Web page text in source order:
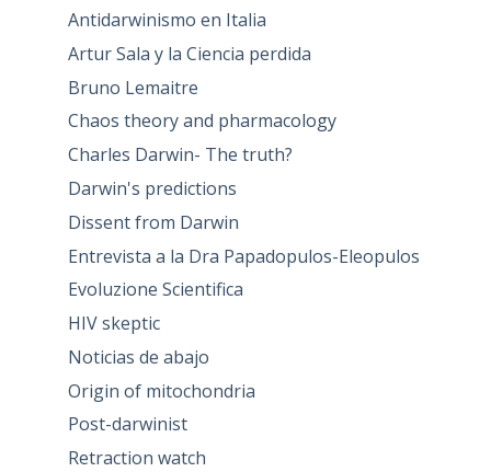
Antidarwinismo en Italia
Artur Sala y la Ciencia perdida
Bruno Lemaitre
Chaos theory and pharmacology
Charles Darwin- The truth?
Darwin's predictions
Dissent from Darwin
Entrevista a la Dra Papadopulos-Eleopulos
Evoluzione Scientifica
HIV skeptic
Noticias de abajo
Origin of mitochondria
Post-darwinist
Retraction watch